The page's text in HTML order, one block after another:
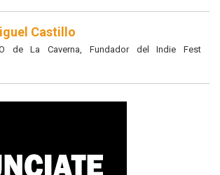
Castillo
de La Caverna, Fundador del Indie Fest